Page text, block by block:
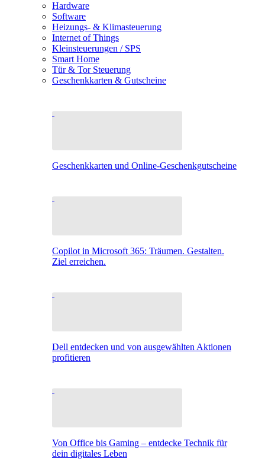
Hardware
Software
Heizungs- & Klimasteuerung
Internet of Things
Kleinsteuerungen / SPS
Smart Home
Tür & Tor Steuerung
Geschenkkarten & Gutscheine
Geschenkkarten und Online-Geschenkgutscheine
Copilot in Microsoft 365: Träumen. Gestalten.
Ziel erreichen.
Dell entdecken und von ausgewählten Aktionen
profitieren
Von Office bis Gaming – entdecke Technik für
dein digitales Leben